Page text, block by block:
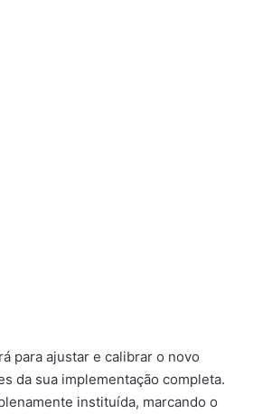
para ajustar e calibrar o novo
da sua implementação completa.
instituída, marcando o